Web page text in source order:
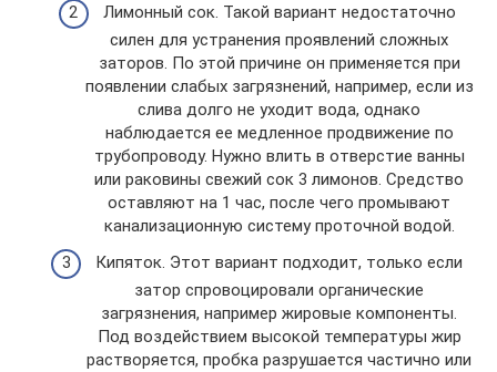
Лимонный сок. Такой вариант недостаточно
силен для устранения проявлений сложных
заторов. По этой причине он применяется при
появлении слабых загрязнений, например, если из
слива долго не уходит вода, однако
наблюдается ее медленное продвижение по
трубопроводу. Нужно влить в отверстие ванны
или раковины свежий сок 3 лимонов. Средство
оставляют на 1 час, после чего промывают
канализационную систему проточной водой.
Кипяток. Этот вариант подходит, только если
затор спровоцировали органические
загрязнения, например жировые компоненты.
Под воздействием высокой температуры жир
растворяется, пробка разрушается частично или